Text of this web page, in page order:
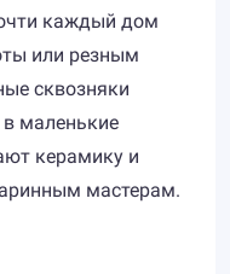
каждый дом
или резным
сквозняки
маленькие
керамику и
мастерам.